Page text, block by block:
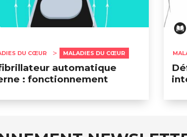
DU CŒUR MALADIES DU CŒUR
automatique
: fonctionnement